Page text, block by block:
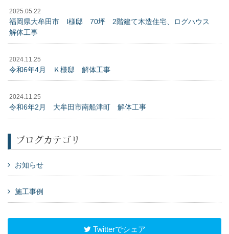
2025.05.22
福岡県大牟田市 I様邸 70坪 2階建て木造住宅、ログハウス
解体工事
2024.11.25
令和6年4月 Ｋ様邸 解体工事
2024.11.25
令和6年2月 大牟田市南船津町 解体工事
ブログカテゴリ
お知らせ
施工事例
Twitterでシェア